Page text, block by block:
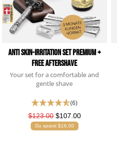
Anti Skin-Irritation Set Premium +
Free Aftershave
Your set for a comfortable and
gentle shave
(6)
$123.00$107.00
Du sparst $16.00